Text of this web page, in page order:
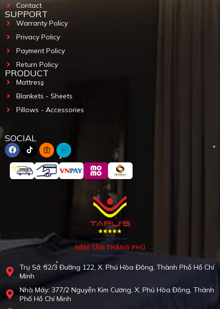
Trụ Sở: 32/3 Đường 122, X. Phú Hòa Đông, Thành Phố Hồ Chí
Minh
Nhà Máy: 377/2 Nguyễn Kim Cương, X. Phú Hòa Đông, Thành
Phố Hồ Chí Minh
Contact
SUPPORT
Warranty Policy
Privacy Policy
Payment Policy
Return Policy
PRODUCT
Mattress
Blankets - Sheets
Pillows - Accessories
SOCIAL